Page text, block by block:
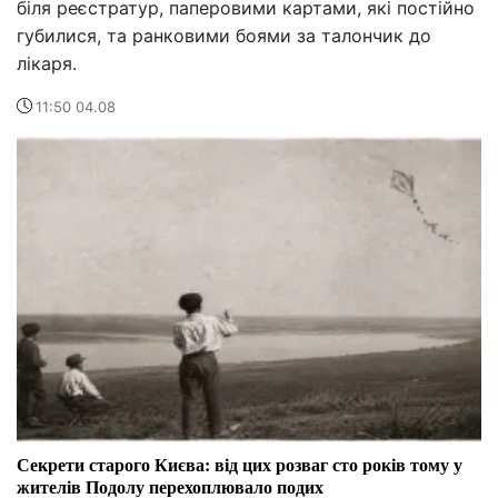
біля реєстратур, паперовими картами, які постійно
губилися, та ранковими боями за талончик до
лікаря.
11:50 04.08
Секрети старого Києва: від цих розваг сто років тому у
жителів Подолу перехоплювало подих